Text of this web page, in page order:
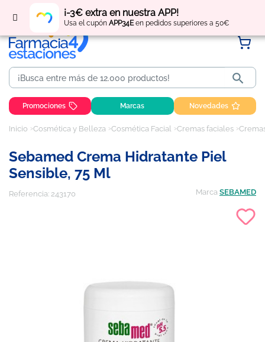
¡-3€ extra en nuestra APP!
Usa el cupón APP34Een pedidos superiores a 50€
Regístratey obtén puntos por tus compras

Promociones Marcas Novedades
Inicio Cosmética y Belleza Cosmética Facial Cremas faciales
Sebamed Crema Hidratante Piel
Sensible, 75 Ml
Referencia: 243170 Marca SEBAMED